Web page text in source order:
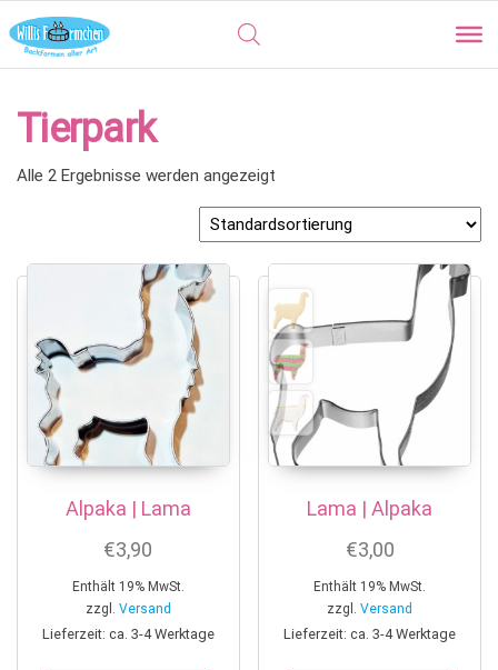
Tierpark
Alle 2 Ergebnisse werden angezeigt
Alpaka | Lama
€3,90
Enthält 19% MwSt.
zzgl. Versand
Lieferzeit: ca. 3-4 Werktage
Lama | Alpaka
€3,00
Enthält 19% MwSt.
zzgl.Versand
Lieferzeit: ca. 3-4 Werktage